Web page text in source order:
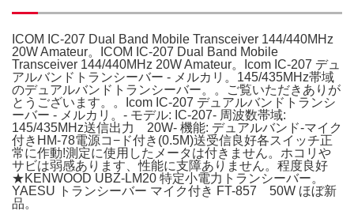
ICOM IC-207 Dual Band Mobile Transceiver 144/440MHz
20W Amateur。ICOM IC-207 Dual Band Mobile
Transceiver 144/440MHz 20W Amateur。Icom IC-207 デュ
アルバンドトランシーバー - メルカリ。145/435MHz帯域
のデュアルバンドトランシーバー。。ご覧いただきありが
とうございます。。Icom IC-207 デュアルバンドトランシ
ーバー - メルカリ。- モデル: IC-207- 周波数帯域:
145/435MHz送信出力 20W- 機能: デュアルバンド-マイク
付きHM-78電源コ−ド付き(0.5M)送受信良好各スイッチ正
常に作動!測定に使用したメータは付きません。ホコリや
サビは弱感あります、性能に支障ありません。程度良好
★KENWOOD UBZ-LM20 特定小電力トランシーバー。
YAESU トランシーバー マイク付き FT-857 50W ほぼ新
品。